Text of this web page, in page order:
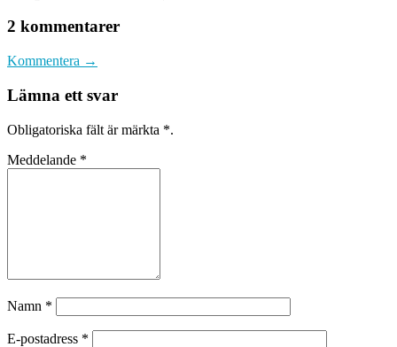
2 kommentarer
Kommentera →
Lämna ett svar
Obligatoriska fält är märkta *.
Meddelande *
Namn *
E-postadress *